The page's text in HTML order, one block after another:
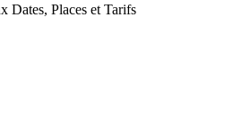
Dates, Places et Tarifs